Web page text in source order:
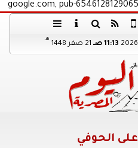
google.com, pub-
11:13 صـ 21 صفر 1448
هـ
على الحوفي